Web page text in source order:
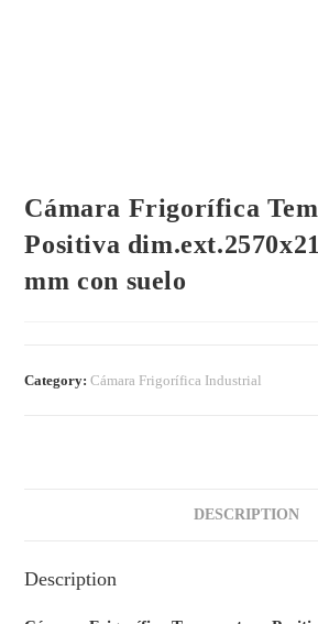
Cámara Frigorífica
Positiva
mm con suelo
Category:Cámara Frigorífica Industrial
DESCRIPTION
Description